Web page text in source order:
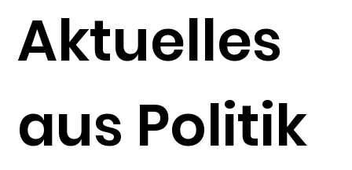
Aktuelles
aus Politik